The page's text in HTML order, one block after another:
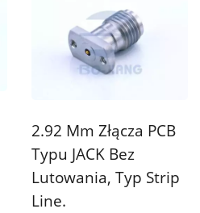
2.92 Mm Złącza PCB
Typu JACK Bez
Lutowania, Typ Strip
Line.